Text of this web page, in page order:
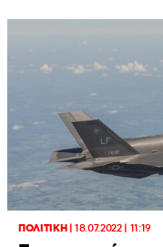
ΠΟΛΙΤΙΚΗ|18.07.2022 | 11:19